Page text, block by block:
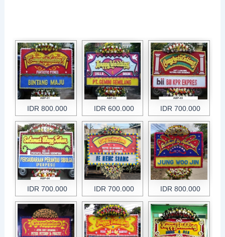
IDR 800.000 IDR 600.000 IDR 700.000
IDR 700.000 IDR 700.000 IDR 800.000